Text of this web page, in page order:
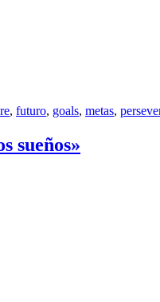
, futuro, goals, metas,
sueños»